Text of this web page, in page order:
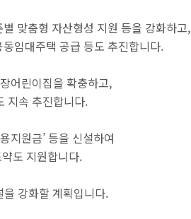
맞춤형 자산형성 지원 등을 강화하고,
임대주택 공급 등도 추진합니다.
어린이집을 확충하고,
지속 추진합니다.
지원금’ 등을 신설하여
도 지원합니다.
강화할 계획입니다.